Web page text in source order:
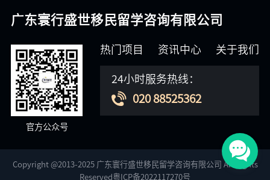
广东寰行盛世移民留学咨询有限公司
官方公众号
热门项目 资讯中心 关于我们
24小时服务热线：
020 88525362
Copyright @2013-2025 广东寰行盛世移民留学咨询有限公司 All Rights
Reserved粤ICP备2022117270号